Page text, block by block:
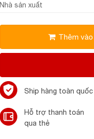
Nhà sản xuất
Thêm
Ship hàng toàn quốc
Hỗ trợ thanh toán
qua thẻ